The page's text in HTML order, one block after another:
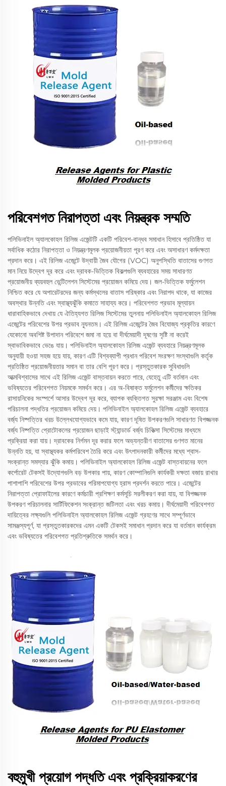
পরিবেশগত নিরাপত্তা এবং নিয়ন্ত্রক সম্মতি
পলিভিনাইল অ্যালকোহল রিলিজ এজেন্টটি একটি পরিবেশ-বান্ধব সমাধান হিসাবে প্রতিষ্ঠিত যা
সর্বাধিক কঠোর নিরাপত্তা ও নিয়ন্ত্রণমূলক প্রয়োজনীয়তা পূরণ করে এবং অসাধারণ কর্মদক্ষতা
প্রদান করে। এই রিলিজ এজেন্টে উদ্বায়ী জৈব যৌগের (VOC) অনুপস্থিতি বাতাসের গুণগত
মান নিয়ে উদ্বেগ দূর করে এবং দ্রাবক-ভিত্তিক বিকল্পগুলি ব্যবহারের সময় সাধারণত
প্রয়োজনীয় ব্যয়বহুল ভেন্টিলেশন সিস্টেমের প্রয়োজন কমিয়ে দেয়। জল-ভিত্তিক ফর্মুলেশন
নিশ্চিত করে যে অপারেটরদের জন্য কর্মস্থলের বাতাস পরিষ্কার এবং নিরাপদ থাকে, যা কাজের
অবস্থার উন্নতি এবং স্বাস্থ্যঝুঁকি কমাতে সাহায্য করে। পরিবেশগত প্রভাব মূল্যায়ন
ধারাবাহিকভাবে দেখায় যে ঐতিহ্যগত রিলিজ সিস্টেমের তুলনায় পলিভিনাইল অ্যালকোহল রিলিজ
এজেন্টের পরিবেশের উপর প্রভাব ন্যূনতম। এই রিলিজ এজেন্টের জৈব বিযোজ্য প্রকৃতির কারণে
যেকোনো অবশিষ্ট উপাদান পরিবেশে জমা না হয়ে বা দীর্ঘমেয়াদী দূষণের সৃষ্টি না করেই
স্বাভাবিকভাবে ভেঙে যায়। পলিভিনাইল অ্যালকোহল রিলিজ এজেন্ট ব্যবহারে নিয়ন্ত্রণমূলক
অনুযায়ী হওয়া সহজ হয়ে যায়, কারণ এটি বিশ্বব্যাপী প্রধান পরিবেশ সংরক্ষণ সংস্থাগুলি কর্তৃক
প্রতিষ্ঠিত প্রয়োজনীয়তার সমান বা তার বেশি পূরণ করে। প্রস্তুতকারক সুবিধাগুলি
আত্মবিশ্বাসের সাথে এই রিলিজ এজেন্ট বাস্তবায়ন করতে পারে, যেহেতু এটি বর্তমান এবং
ভবিষ্যতের পরিবেশগত নিয়মকে সমর্থন করে। এর অ-বিষাক্ত ফর্মুলেশন কর্মীদের ক্ষতিকর
রাসায়নিকের সংস্পর্শে আসার উদ্বেগ দূর করে, ব্যাপক ব্যক্তিগত সুরক্ষা সরঞ্জাম এবং বিশেষ
পরিচালনা পদ্ধতির প্রয়োজন কমিয়ে দেয়। পলিভিনাইল অ্যালকোহল রিলিজ এজেন্ট ব্যবহারে
বর্জ্য নিষ্পত্তির খরচ উল্লেখযোগ্যভাবে কমে যায়, কারণ দূষিত উপকরণগুলি সাধারণত বিপজ্জনক
বর্জ্য নিষ্পত্তি প্রোটোকলের প্রয়োজন ছাড়াই স্ট্যান্ডার্ড বর্জ্য চিকিত্সা সিস্টেমের মাধ্যমে
প্রক্রিয়া করা যায়। দ্রাবকের নির্গমন দূর করার ফলে অভ্যন্তরীণ বাতাসের গুণগত মানের
উন্নতি হয়, যা স্বাস্থ্যকর কর্মপরিবেশ তৈরি করে এবং উৎপাদনকারী কর্মীদের মধ্যে শ্বাস-
সংক্রান্ত সমস্যার ঝুঁকি কমায়। পলিভিনাইল অ্যালকোহল রিলিজ এজেন্ট বাস্তবায়নের ফলে
কর্পোরেট টেকসই উদ্যোগগুলি বড় উপকার পায়, কারণ কোম্পানিগুলি কার্যকরী দক্ষতা বজায় রাখার
পাশাপাশি পরিবেশের উপর প্রভাবের পরিমাপযোগ্য হ্রাস প্রদর্শন করতে পারে। এজেন্টের
নিরাপত্তা প্রোফাইলের কারণে কর্মচারী প্রশিক্ষণ কর্মসূচি সরলীকরণ করা যায়, যা বিপজ্জনক
উপকরণ পরিচালনার সার্টিফিকেশন সংক্রান্ত জটিলতা এবং খরচ কমায়। দীর্ঘমেয়াদী পরিবেশগত
দায়িত্বের লক্ষ্যগুলি পলিভিনাইল অ্যালকোহল রিলিজ এজেন্ট গ্রহণের সাথে সম্পূর্ণভাবে
সামঞ্জস্যপূর্ণ, যা প্রস্তুতকারকদের এমন একটি টেকসই সমাধান প্রদান করে যা বর্তমান কার্যক্রম
এবং ভবিষ্যতের পরিবেশগত প্রতিশ্রুতিকে সমর্থন করে।
বহুমুখী প্রয়োগ পদ্ধতি এবং প্রক্রিয়াকরণের